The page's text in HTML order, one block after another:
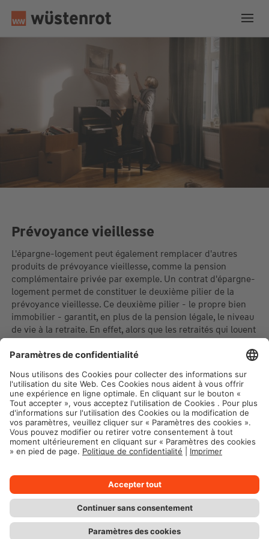
Prévoyance vieillesse
L'épargne-logement peut également remplacer d'autres
produits de prévoyance vieillesse, comme la pension
complémentaire privée par exemple. Un contrat d'épargne-
logement permet de constituer le deuxième pilier de la
prévoyance vieillesse. Ce deuxième pilier - le propre bien
immobilier - garantit, en plus de la pension légale, le niveau
de vie à la retraite. En effet, alors que les retraités qui louent
se loger, les propriétaires de bien immobilier ne doivent y
considérable par mois. Vous créez ainsi une sécurité
supplémentaire pour votre période de retraite.
Mentions légales
Paramètres des cookies